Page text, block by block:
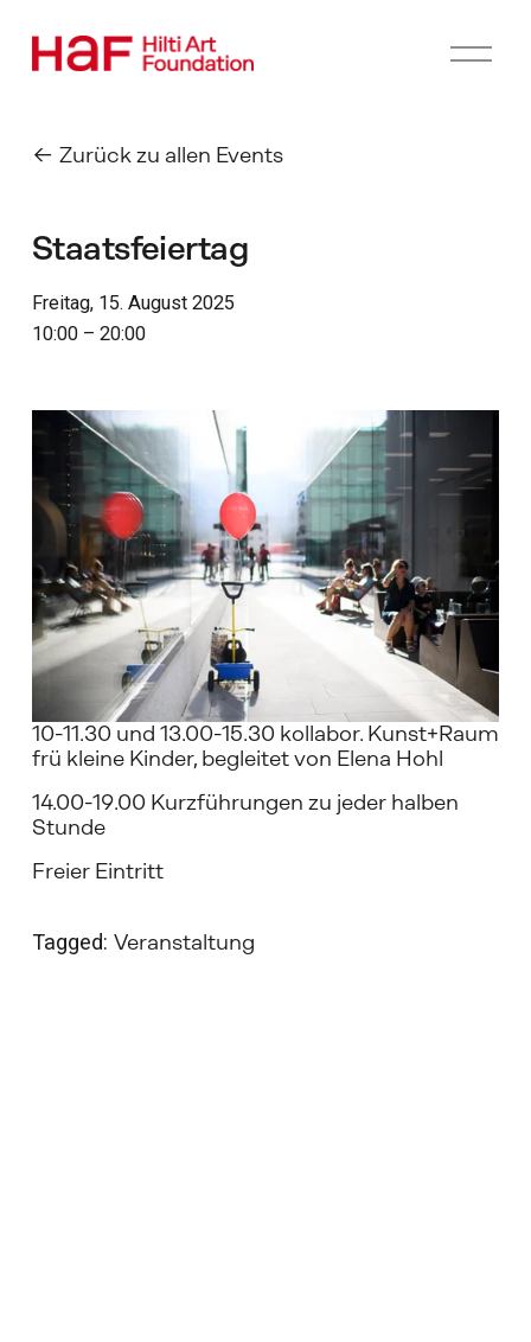
M
Zurück zu allen Events
Staatsfeiertag
Freitag, 15. August 2025
10:00
20:00
10-11.30 und 13.00-15.30 kollabor. Kunst+Raum
frü kleine Kinder, begleitet von Elena Hohl
14.00-19.00 Kurzführungen zu jeder halben
Stunde
Freier Eintritt
Tagged: Veranstaltung